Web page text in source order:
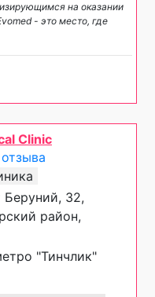
на оказании
- это место, где
Clinic
Беруний, 32,
район,
"Тинчлик"